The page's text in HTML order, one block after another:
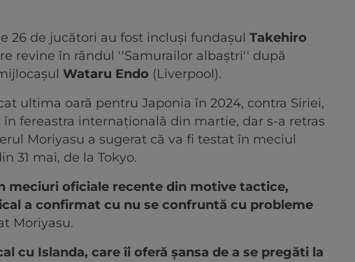
26 de jucători au fost incluşi fundaşul Takehiro
revine în rândul ''Samurailor albaştri'' după
Wataru Endo (Liverpool).
ultima oară pentru Japonia în 2024, contra Siriei,
fereastra internaţională din martie, dar s-a retras
Moriyasu a sugerat că va fi testat în meciul
31 mai, de la Tokyo.
meciuri oficiale recente din motive tactice,
a confirmat cu nu se confruntă cu probleme
Moriyasu.
cu Islanda, care îi oferă şansa de a se pregăti la